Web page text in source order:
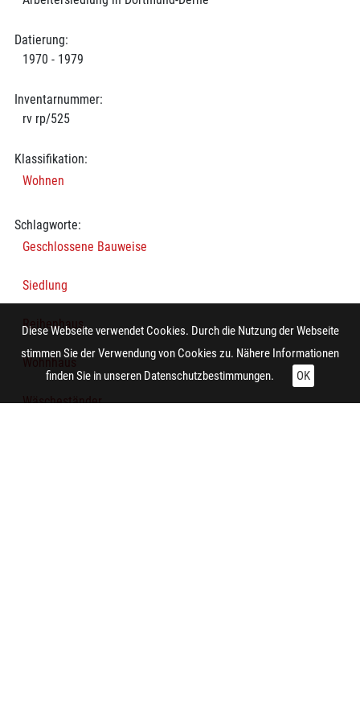
Datierung:
1970 - 1979
Inventarnummer:
rv rp/525
Klassifikation:
Wohnen
Schlagworte:
Geschlossene Bauweise
Siedlung
Reihenhaus
Wohnhaus
Wäscheständer
Diese Webseite verwendet Cookies. Durch die Nutzung der Webseite
stimmen Sie der Verwendung von Cookies zu. Nähere Informationen
finden Sie in unseren Datenschutzbestimmungen. OK